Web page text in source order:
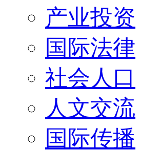
产业投资
国际法律
社会人口
人文交流
国际传播